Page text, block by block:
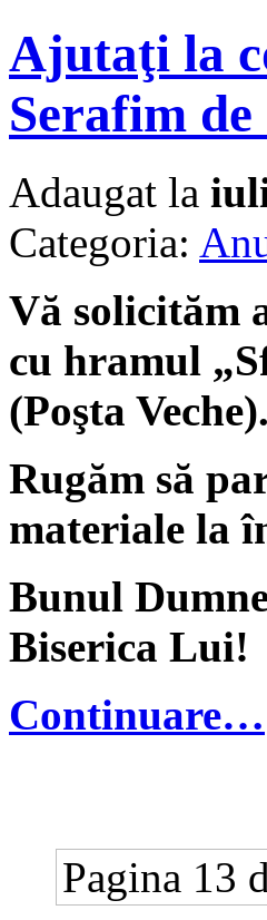
Ajutaţi la
Serafim de
Adaugat la
Categoria:
Vă solicităm
cu hramul
(Poşta Veche).
Rugăm să
materiale la
Bunul
Biserica Lui!
Continuare…
Pagina 13